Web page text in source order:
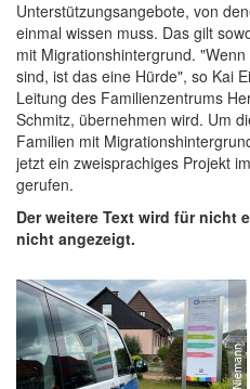
Unterstützungsangebote, von
einmal wissen muss. Das gilt
mit Migrationshintergrund.
sind, ist das eine Hürde", so Kai
Leitung des Familienzentrums
Schmitz, übernehmen wird. Um
Familien mit
jetzt ein zweisprachiges Projekt
gerufen.
Der weitere Text wird für nicht
nicht angezeigt.